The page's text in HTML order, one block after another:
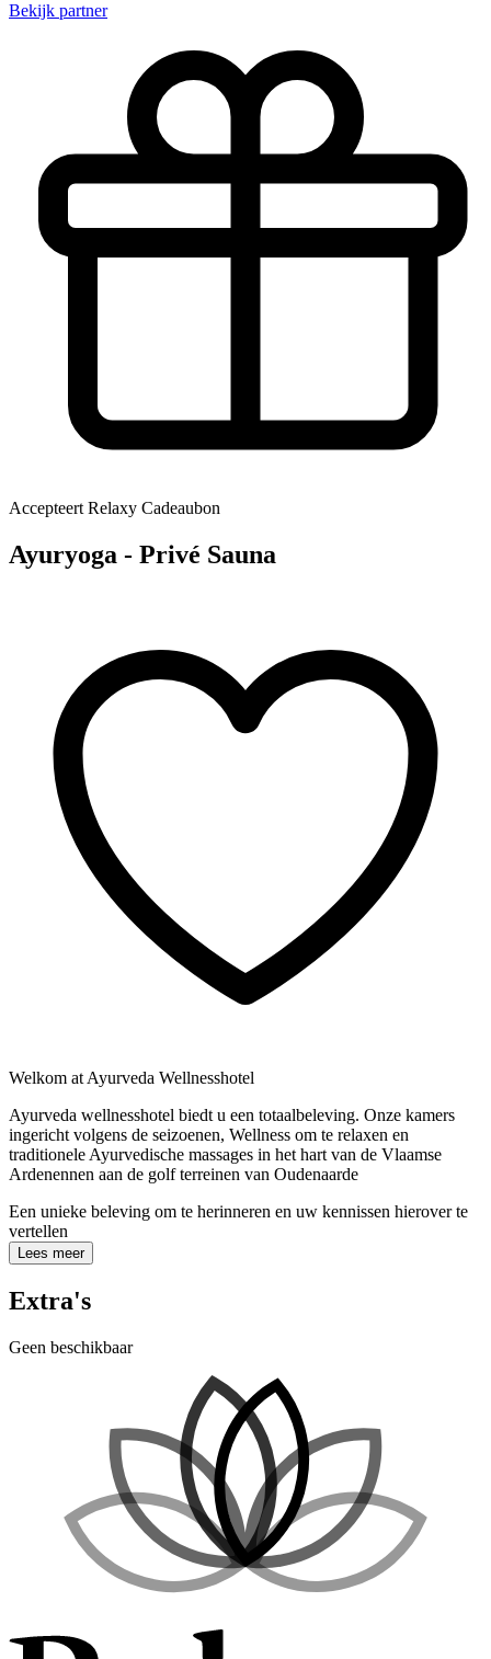
Bekijk partner
Accepteert Relaxy Cadeaubon
Ayuryoga - Privé Sauna
Welkom at Ayurveda Wellnesshotel
Ayurveda wellnesshotel biedt u een totaalbeleving. Onze kamers
ingericht volgens de seizoenen, Wellness om te relaxen en
traditionele Ayurvedische massages in het hart van de Vlaamse
Ardenennen aan de golf terreinen van Oudenaarde
Een unieke beleving om te herinneren en uw kennissen hierover te
vertellen
Lees meer
Extra's
Geen beschikbaar